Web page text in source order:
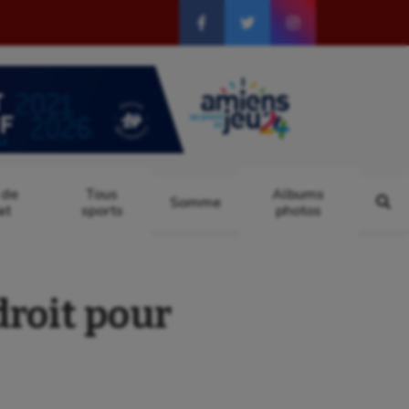
Tous
sports
Somme
Albums
photos
pour